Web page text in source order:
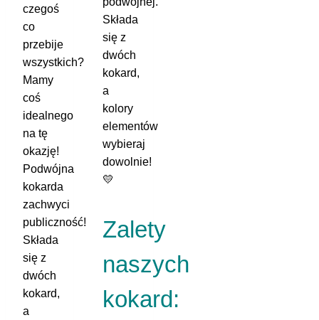
czegoś
co
przebije
wszystkich?
Mamy
coś
idealnego
na tę
okazję!
Podwójna
kokarda
zachwyci
publiczność!
Składa
się z
dwóch
kokard,
a
Składa
się z
dwóch
kokard,
a
kolory
elementów
wybieraj
dowolnie!
💛
Zalety
naszych
kokard: